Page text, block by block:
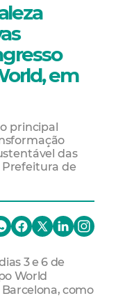
em
principal
das
de
3 e 6 de
World
Barcelona, como